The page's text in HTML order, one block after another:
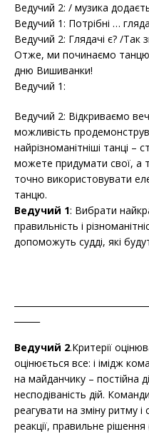
Ведучий 2: / музика
Ведучий 1: Потрібні …
Ведучий 2: Глядачі є? /Так
Отже, ми починаємо
дню Вишиванки!
Ведучий 1:
Ведучий 2: Відкриваємо
можливість
найрізноманітніші танці –
можете придумати свої, а
точно використовувати
танцю.
Ведучий 1: Вибрати
правильність і
допоможуть судді, які
Ведучий 2.Критерії
оцінюється все: і імідж
на майданчику – постійна
несподіваність дій.
реагувати на зміну ритму
реакції, правильне